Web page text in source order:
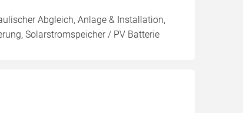
Abgleich, Anlage & Installation,
Solarstromspeicher / PV Batterie